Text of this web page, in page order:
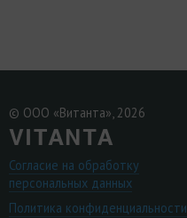
© ООО «Витанта», 2026
Согласие на обработку
персональных данных
Политика конфиденциальности